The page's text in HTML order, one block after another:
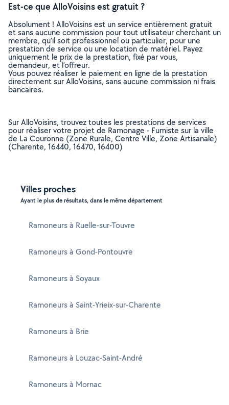
Est-ce que AlloVoisins est gratuit ?
Absolument ! AlloVoisins est un service entièrement gratuit
et sans aucune commission pour tout utilisateur cherchant un
membre, qu’il soit professionnel ou particulier, pour une
prestation de service ou une location de matériel. Payez
uniquement le prix de la prestation, fixé par vous,
demandeur, et l’offreur.
Vous pouvez réaliser le paiement en ligne de la prestation
directement sur AlloVoisins, sans aucune commission ni frais
bancaires.
Sur AlloVoisins, trouvez toutes les prestations de services
pour réaliser votre projet de Ramonage - Fumiste sur la ville
de La Couronne (Zone Rurale, Centre Ville, Zone Artisanale)
(Charente, 16440, 16470, 16400)
Villes proches
Ayant le plus de résultats, dans le même département
Ramoneurs à Ruelle-sur-Touvre
Ramoneurs à Gond-Pontouvre
Ramoneurs à Soyaux
Ramoneurs à Saint-Yrieix-sur-Charente
Ramoneurs à Brie
Ramoneurs à Louzac-Saint-André
Ramoneurs à Mornac